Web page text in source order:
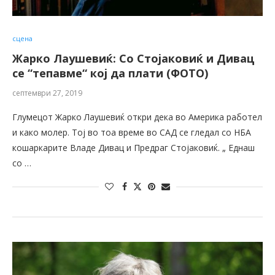
сцена
Жарко Лаушевиќ: Со Стојаковиќ и Дивац
се “тепавме“ кој да плати (ФОТО)
септември 27, 2019
Глумецот Жарко Лаушевиќ откри дека во Америка работел
и како молер. Тој во тоа време во САД се гледал со НБА
кошаркарите Владе Дивац и Предраг Стојаковиќ. „ Еднаш
со …